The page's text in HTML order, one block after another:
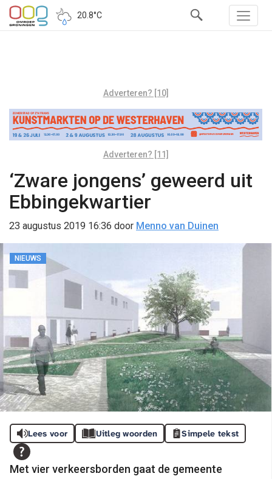
20.8°C
Adverteren? [10]
Adverteren? [11]
‘Zware jongens’ geweerd uit
Ebbingekwartier
23 augustus 2019 16:36 door Menno van Duinen
NIEUWS
Lees voor Uitleg woorden Simpele tekst
Met vier verkeersborden gaat de gemeente